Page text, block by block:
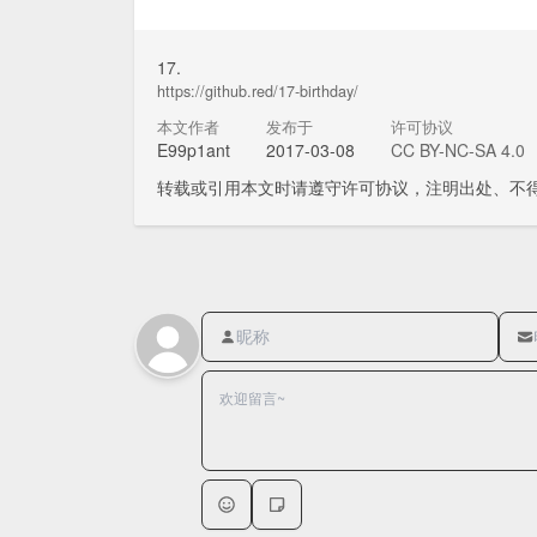
17.
https://github.red/17-birthday/
本文作者
E99p1ant
发布于
2017-03-08
许可协议
CC BY-NC-SA 4.0
转载或引用本文时请遵守许可协议，注明出处、不